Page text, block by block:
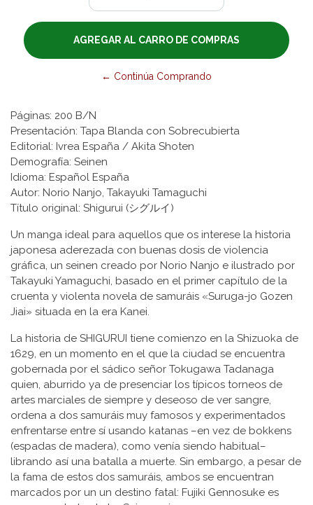
← Continúa Comprando
Páginas: 200 B/N
Presentación: Tapa Blanda con Sobrecubierta
Editorial: Ivrea España / Akita Shoten
Demografía: Seinen
Idioma: Español España
Autor: Norio Nanjo, Takayuki Tamaguchi
Título original: Shigurui (シグルイ)
Un manga ideal para aquellos que os interese la historia
japonesa aderezada con buenas dosis de violencia
gráfica, un seinen creado por Norio Nanjo e ilustrado por
Takayuki Yamaguchi, basado en el primer capítulo de la
cruenta y violenta novela de samuráis «Suruga-jo Gozen
Jiai» situada en la era Kanei.
La historia de SHIGURUI tiene comienzo en la Shizuoka de
1629, en un momento en el que la ciudad se encuentra
gobernada por el sádico señor Tokugawa Tadanaga
quien, aburrido ya de presenciar los típicos torneos de
artes marciales de siempre y deseoso de ver sangre,
ordena a dos samuráis muy famosos y experimentados
enfrentarse entre sí usando katanas –en vez de bokkens
(espadas de madera), como venía siendo habitual–
librando así una batalla a muerte. Sin embargo, a pesar de
la fama de estos dos samuráis, ambos se encuentran
marcados por un un destino fatal: Fujiki Gennosuke es